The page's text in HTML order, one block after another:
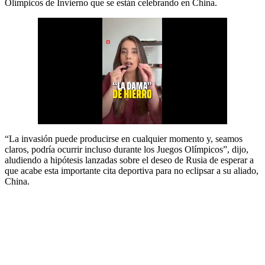
Olímpicos de Invierno que se están celebrando en China.
“La invasión puede producirse en cualquier momento y, seamos
claros, podría ocurrir incluso durante los Juegos Olímpicos”, dijo,
aludiendo a hipótesis lanzadas sobre el deseo de Rusia de esperar a
que acabe esta importante cita deportiva para no eclipsar a su aliado,
China.